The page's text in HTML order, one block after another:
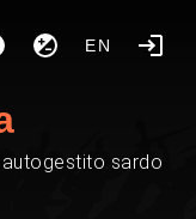
EN
sardo